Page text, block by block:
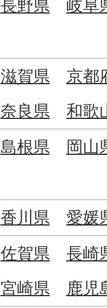
長野県
岐阜
滋賀県
京都
奈良県 和歌
島根県
岡山
香川県 愛媛
佐賀県
長崎
宮崎県
鹿児